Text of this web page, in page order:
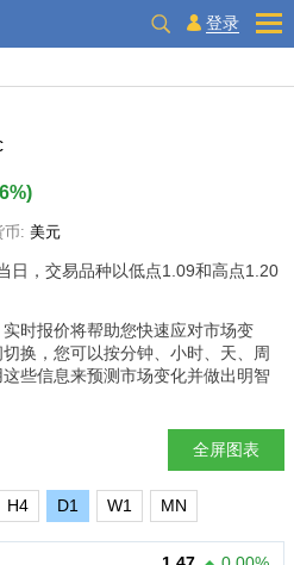
登录
)
币: 美元
日，交易品种以低点1.09和高点1.20
时报价将帮助您快速应对市场变
换，您可以按分钟、小时、天、周
些信息来预测市场变化并做出明智
全屏图表
H4 D1 W1 MN